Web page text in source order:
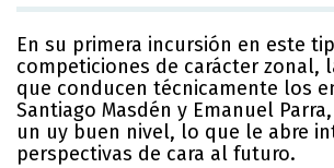
En su primera incursión en este
competiciones de carácter zonal,
que conducen técnicamente los
Santiago Masdén y Emanuel
un uy buen nivel, lo que le abre
perspectivas de cara al futuro.